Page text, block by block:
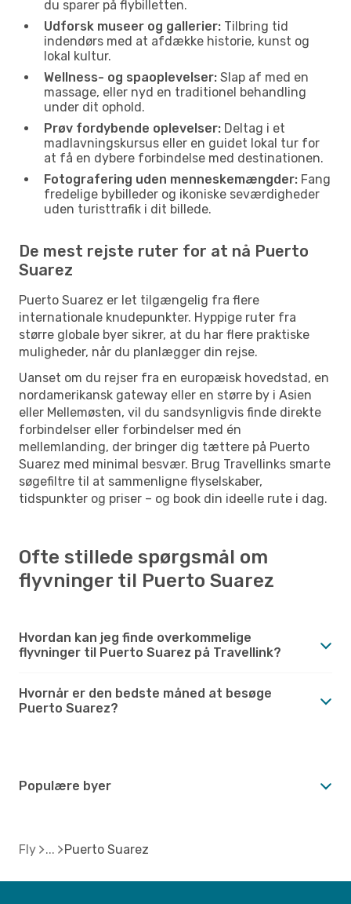
du sparer på flybilletten.
Udforsk museer og gallerier: Tilbring tid
indendørs med at afdække historie, kunst og
lokal kultur.
Wellness- og spaoplevelser: Slap af med en
massage, eller nyd en traditionel behandling
under dit ophold.
Prøv fordybende oplevelser: Deltag i et
madlavningskursus eller en guidet lokal tur for
at få en dybere forbindelse med destinationen.
Fotografering uden menneskemængder: Fang
fredelige bybilleder og ikoniske seværdigheder
uden turisttrafik i dit billede.
De mest rejste ruter for at nå Puerto
Suarez
Puerto Suarez er let tilgængelig fra flere
internationale knudepunkter. Hyppige ruter fra
større globale byer sikrer, at du har flere praktiske
muligheder, når du planlægger din rejse.
Uanset om du rejser fra en europæisk hovedstad, en
nordamerikansk gateway eller en større by i Asien
eller Mellemøsten, vil du sandsynligvis finde direkte
forbindelser eller forbindelser med én
mellemlanding, der bringer dig tættere på Puerto
Suarez med minimal besvær. Brug Travellinks smarte
søgefiltre til at sammenligne flyselskaber,
tidspunkter og priser – og book din ideelle rute i dag.
Ofte stillede spørgsmål om
flyvninger til Puerto Suarez
Hvordan kan jeg finde overkommelige
flyvninger til Puerto Suarez på Travellink?
Hvornår er den bedste måned at besøge
Puerto Suarez?
Populære byer
Fly Puerto Suarez